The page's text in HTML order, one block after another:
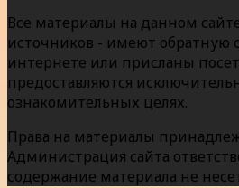
Все материалы на данном
источников - имеют обратную
интернете или присланы
предоставляются
ознакомительных целях.
Права на материалы
Администрация сайта
содержание материала не